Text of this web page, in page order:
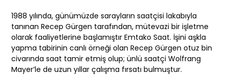
1988 yılında, günümüzde sarayların saatçisi lakabıyla
tanınan Recep Gürgen tarafından, mütevazi bir işletme
olarak faaliyetlerine başlamıştır Emtako Saat. İşini aşkla
yapma tabirinin canlı örneği olan Recep Gürgen otuz bin
civarında saat tamir etmiş olup; ünlü saatçi Wolfrang
Mayer’le de uzun yıllar çalışma fırsatı bulmuştur.